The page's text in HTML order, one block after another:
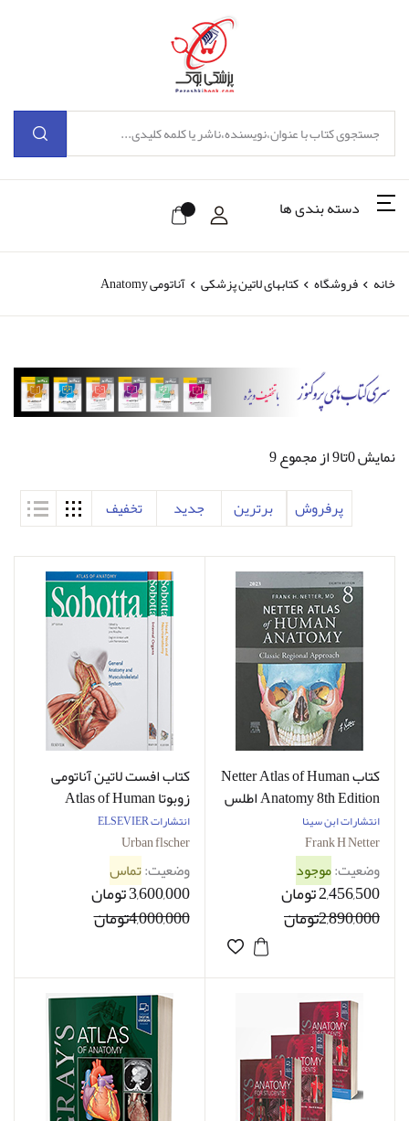
دسته بندی ها
خانه فروشگاه کتابهای لاتین پزشکی آناتومی Anatomy
نمایش 0تا9 از مجموع 9
پرفروش
برترین جدید تخفیف
کتاب Netter Atlas of Human
Anatomy 8th Edition اطلس
رنگی بدون اپدیکس بدون
قاب
انتشارات ابن سینا
Frank H Netter
وضعیت:موجود
2,456,500 تومان
2,890,000تومان
کتاب افست لاتین آناتومی
زوبوتا Atlas of Human
Anatomy Sobotta - 3 vol -
Offset 2018
انتشارات ELSEVIER
Urban flscher
وضعیت:تماس
3,600,000 تومان
4,000,000تومان